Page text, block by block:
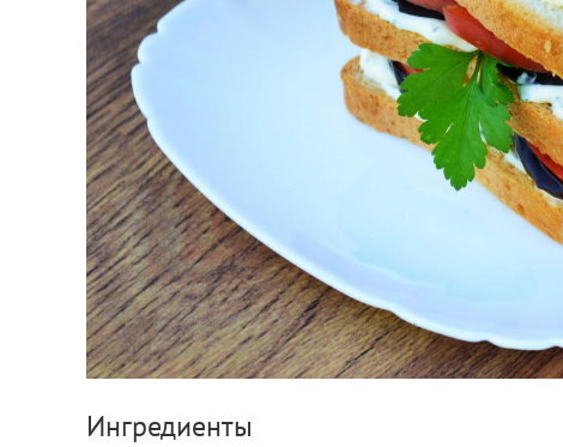
Ингредиенты